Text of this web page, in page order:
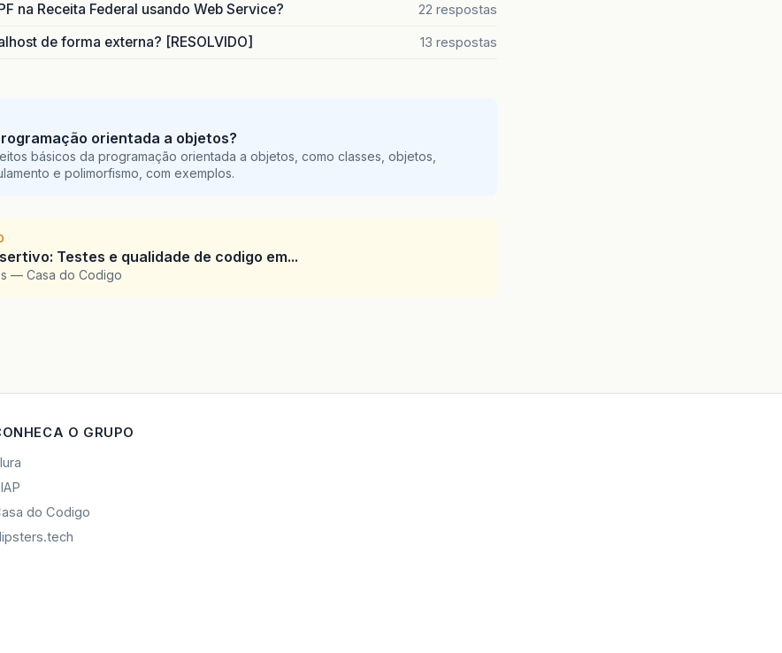
na Receita Federal usando Web Service? 22 respostas
de forma externa? [RESOLVIDO] 13 respostas
orientada a objetos?
básicos da programação orientada a objetos, como classes, objetos,
e polimorfismo, com exemplos.
Testes e qualidade de codigo em...
— Casa do Codigo
O GRUPO
do Codigo